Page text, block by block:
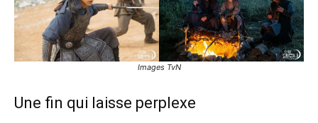
Images TvN
Une fin qui laisse perplexe